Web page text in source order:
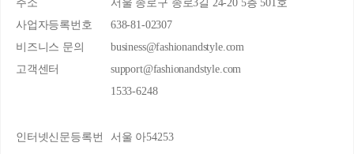
주소
서울 종로구 종로3길 24-20 5층 501호
사업자등록번호
638-81-02307
비즈니스 문의
business@fashionandstyle.com
고객센터
support@fashionandstyle.com
1533-6248
인터넷신문등록번
서울 아54253